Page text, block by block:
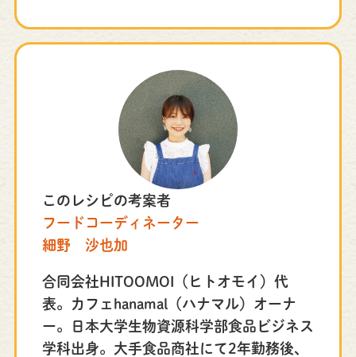
このレシピの考案者
フードコーディネーター
細野 沙也加
合同会社HITOOMOI（ヒトオモイ）代
表。カフェhanamal（ハナマル）オーナ
ー。日本大学生物資源科学部食品ビジネス
学科出身。大手食品商社にて2年勤務後、